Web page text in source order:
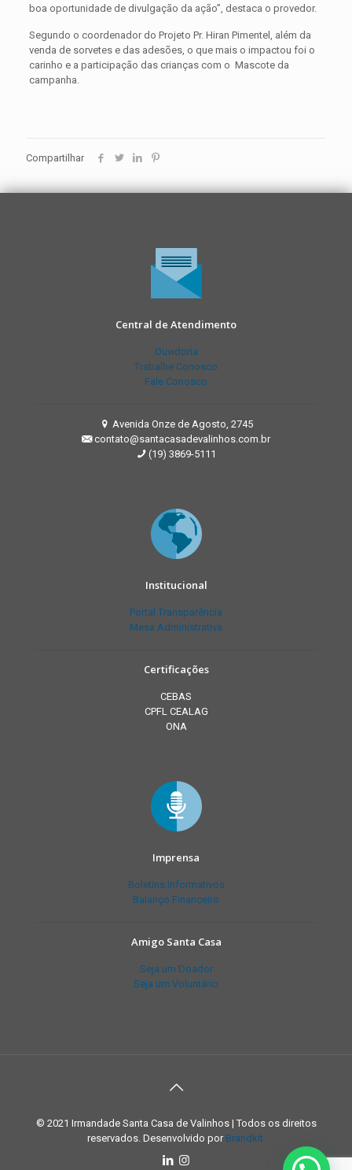
boa oportunidade de divulgação da ação”, destaca o provedor.
Segundo o coordenador do Projeto Pr. Hiran Pimentel, além da
venda de sorvetes e das adesões, o que mais o impactou foi o
carinho e a participação das crianças com o Mascote da
campanha.
Compartilhar
Central de Atendimento
Ouvidoria
Trabalhe Conosco
Fale Conosco
Avenida Onze de Agosto, 2745
contato@santacasadevalinhos.com.br
(19) 3869-5111
Institucional
Portal Transparência
Mesa Administrativa
Certificações
CEBAS
CPFL CEALAG
ONA
Imprensa
Boletins Informativos
Balanço Financeiro
Amigo Santa Casa
Seja um Doador
Seja um Voluntário
© 2021 Irmandade Santa Casa de Valinhos | Todos os direitos
reservados. Desenvolvido por Brandkit.